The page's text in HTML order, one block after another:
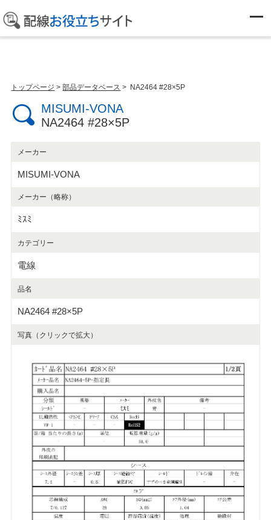
部品データベース
トップページ >部品データベース > NA2464 #28×5P
MISUMI-VONA
NA2464 #28×5P
メーカー
MISUMI-VONA
メーカー（略称）
ﾐｽﾐ
カテゴリー
電線
品名
NA2464 #28×5P
写真（クリックで拡大）